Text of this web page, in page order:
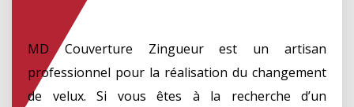
MD Couverture Zingueur est un artisan
professionnel pour la réalisation du changement
de velux. Si vous êtes à la recherche d’un